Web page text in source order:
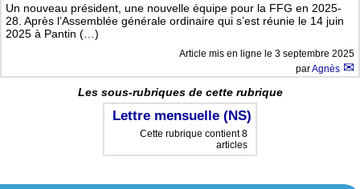
Un nouveau président, une nouvelle équipe pour la FFG en 2025-
28. Après l’Assemblée générale ordinaire qui s’est réunie le 14 juin
2025 à Pantin (…)
Article mis en ligne le 3 septembre 2025
parAgnès
Les sous-rubriques de cette rubrique
Lettre mensuelle (NS)
Cette rubrique contient 8
articles